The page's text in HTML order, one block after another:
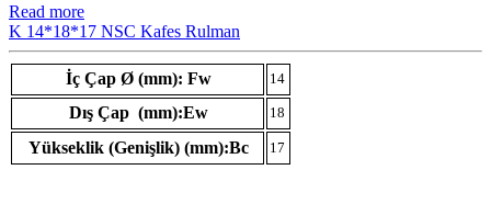
Read more
K 14*18*17 NSC Kafes Rulman
İç Çap Ø (mm): Fw 14
Dış Çap (mm):Ew 18
Yükseklik (Genişlik) (mm):Bc 17